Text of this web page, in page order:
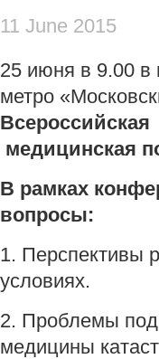
11 June 2015
25 июня в 9.00 в
метро
медицинская
В рамках
вопросы:
1. Перспективы
условиях.
2. Проблемы
медицины